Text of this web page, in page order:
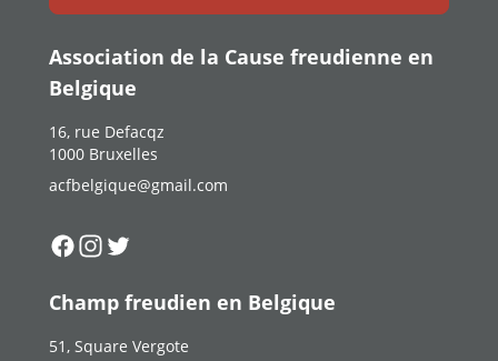
Association de la Cause freudienne en
Belgique
16, rue Defacqz
1000 Bruxelles
acfbelgique@gmail.com
Suivez-nous sur
Suivez-nous sur
Suivez-nous sur
Champ freudien en Belgique
51, Square Vergote